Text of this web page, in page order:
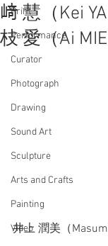
Print
Performance
Curator
Photograph
Drawing
Sound Art
Sculpture
Arts and Crafts
Painting
Video
﨑 慧（Kei
枝 愛（Ai
井上 潤美（Masumi